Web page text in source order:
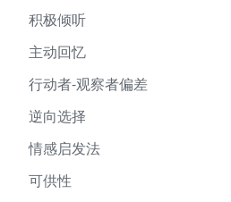
积极倾听
主动回忆
行动者-观察者偏差
逆向选择
情感启发法
可供性